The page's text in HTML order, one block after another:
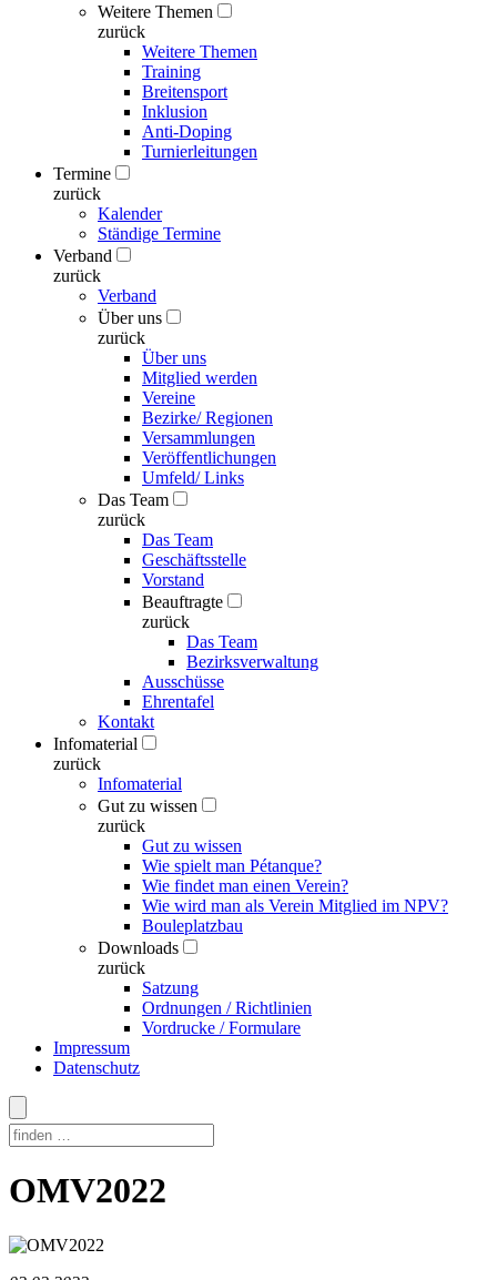
Weitere Themen
zurück
Weitere Themen
Training
Breitensport
Inklusion
Anti-Doping
Turnierleitungen
Termine
zurück
Kalender
Ständige Termine
Verband
zurück
Verband
Über uns
zurück
Über uns
Mitglied werden
Vereine
Bezirke/ Regionen
Versammlungen
Veröffentlichungen
Umfeld/ Links
Das Team
zurück
Das Team
Geschäftsstelle
Vorstand
Beauftragte
zurück
Das Team
Bezirksverwaltung
Ausschüsse
Ehrentafel
Kontakt
Infomaterial
zurück
Infomaterial
Gut zu wissen
zurück
Gut zu wissen
Wie spielt man Pétanque?
Wie findet man einen Verein?
Wie wird man als Verein Mitglied im NPV?
Bouleplatzbau
Downloads
zurück
Satzung
Ordnungen / Richtlinien
Vordrucke / Formulare
Impressum
Datenschutz
Skip
to
OMV2022